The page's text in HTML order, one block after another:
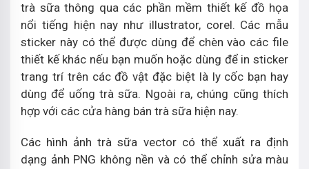
trà sữa thông qua các phần mềm thiết kế đồ họa
nổi tiếng hiện nay như illustrator, corel. Các mẫu
sticker này có thể được dùng để chèn vào các file
thiết kế khác nếu bạn muốn hoặc dùng để in sticker
trang trí trên các đồ vật đặc biệt là ly cốc bạn hay
dùng để uống trà sữa. Ngoài ra, chúng cũng thích
hợp với các cửa hàng bán trà sữa hiện nay.
Các hình ảnh trà sữa vector có thể xuất ra định
dạng ảnh PNG không nền và có thể chỉnh sửa màu